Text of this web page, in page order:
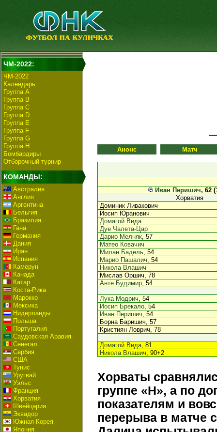
ЧМ-2022:
ЧМ-2022
Календарь
Группа А
Группа B
Группа C
Группа D
Группа E
Группа F
Группа G
Группа H
Бомбардиры
Отборочный турнир
КОМАНДЫ:
Австралия
Англия
Аргентина
Бельгия
Бразилия
Гана
Германия
Дания
Иран
Испания
Камерун
Канада
Катар
Коста-Рика
Марокко
Мексика
Нидерланды
Польша
Португалия
Саудовская Аравия
Сенегал
Сербия
США
Тунис
Уругвай
Уэльс
Франция
Хорватия
Швейцария
Эквадор
Южная Корея
Япония
Анонс Матч
Иван Перишич, 62
Хорватия
Доминик Ливакович
Йосип Юранович
Домагой Вида
Дуе Чалета-Цар
Дарио Мелняк, 57
Матео Ковачич
Милан Бадель, 54
Марио Пашалич, 54
Никола Влашич
Мислав Оршич, 78
Анте Будимир, 54
Лука Модрич, 54
Йосип Брекало, 54
Иван Перишич, 54
Борна Баришич, 57
Кристиян Ловрич, 78
Домагой Вида, 81
Никола Влашич, 90+2
Хорваты
группе «H», а по
показателям и
перерыва в матче